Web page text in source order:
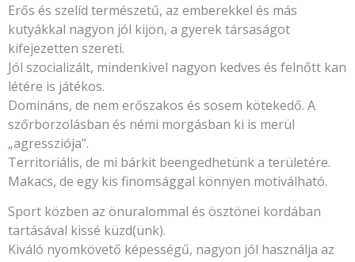
Erős és szelíd természetű, az emberekkel és más
kutyákkal nagyon jól kijön, a gyerek társaságot
kifejezetten szereti.
Jól szocializált, mindenkivel nagyon kedves és felnőtt kan
létére is játékos.
Domináns, de nem erőszakos és sosem kötekedő. A
szőrborzolásban és némi morgásban ki is merül
„agressziója”.
Territoriális, de mi bárkit beengedhetünk a területére.
Makacs, de egy kis finomsággal könnyen motiválható.
Sport közben az önuralommal és ösztönei kordában
tartásával kissé küzd(ünk).
Kiváló nyomkövető képességű, nagyon jól használja az